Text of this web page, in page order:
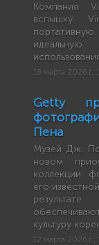
Компания
вспышку
18 марта 2026 г.,
Getty
Пена
Музей Дж.
новом
коллекции
его
культуру
12 марта 2026 г.,